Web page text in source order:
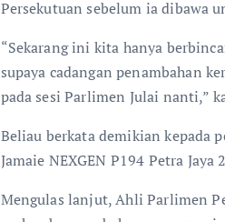
Persekutuan sebelum ia dibawa
“Sekarang ini kita hanya
supaya cadangan penambahan
pada sesi Parlimen Julai nanti,”
Beliau berkata demikian kepada
Jamaie NEXGEN P194 Petra
Mengulas lanjut, Ahli Parlimen